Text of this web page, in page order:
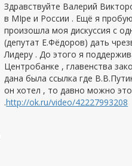
Здравствуйте Валерий
в МIре и России . Ещё я
произошла моя дискуссия с
(депутат Е.Фёдоров) дать
Лидеру . До этого я
Центробанке , главенства
дана была ссылка где
он хотел , то давно можно
.http://ok.ru/video/42227993208